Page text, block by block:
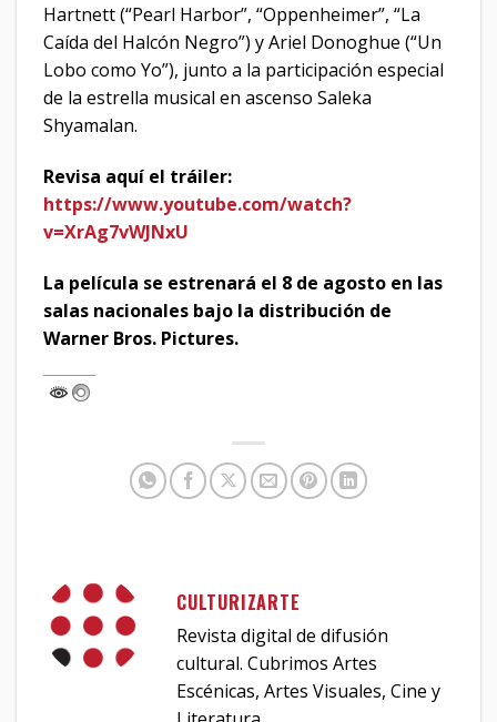
Hartnett (“Pearl Harbor”, “Oppenheimer”, “La
Caída del Halcón Negro”) y Ariel Donoghue (“Un
Lobo como Yo”), junto a la participación especial
de la estrella musical en ascenso Saleka
Shyamalan.
Revisa aquí el tráiler:
https://www.youtube.com/watch?
v=XrAg7vWJNxU
La película se estrenará el 8 de agosto en las
salas nacionales bajo la distribución de
Warner Bros. Pictures.
CULTURIZARTE
Revista digital de difusión
cultural. Cubrimos Artes
Escénicas, Artes Visuales, Cine y